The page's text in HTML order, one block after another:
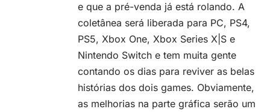
e que a pré-venda já está rolando. A
coletânea será liberada para PC, PS4,
PS5, Xbox One, Xbox Series X|S e
Nintendo Switch e tem muita gente
contando os dias para reviver as belas
histórias dos dois games. Obviamente,
as melhorias na parte gráfica serão um